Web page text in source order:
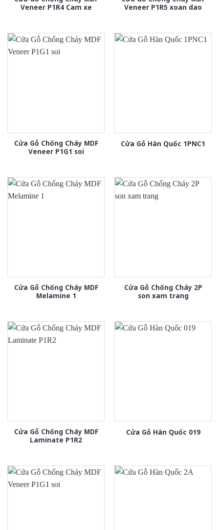
Veneer P1R4 Cam xe
Veneer P1R5 xoan dao
Cửa Gỗ Chống Cháy MDF
Veneer P1G1 soi
Cửa Gỗ Hàn Quốc 1PNC1
Cửa Gỗ Chống Cháy MDF
Melamine 1
Cửa Gỗ Chống Cháy 2P
son xam trang
Cửa Gỗ Chống Cháy MDF
Laminate P1R2
Cửa Gỗ Hàn Quốc 019